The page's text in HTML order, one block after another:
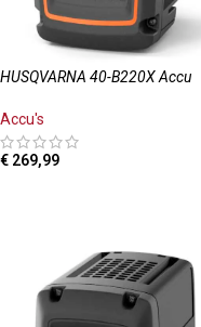
HUSQVARNA 40-B220X Accu
Accu's
€ 269,99